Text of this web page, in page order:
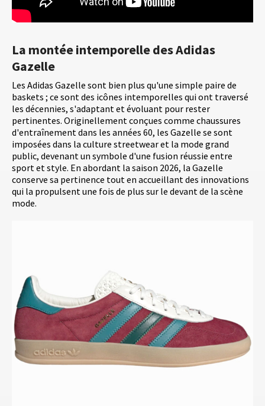
La montée intemporelle des Adidas
Gazelle
Les Adidas Gazelle sont bien plus qu'une simple paire de
baskets ; ce sont des icônes intemporelles qui ont traversé
les décennies, s'adaptant et évoluant pour rester
pertinentes. Originellement conçues comme chaussures
d'entraînement dans les années 60, les Gazelle se sont
imposées dans la culture streetwear et la mode grand
public, devenant un symbole d'une fusion réussie entre
sport et style. En abordant la saison 2026, la Gazelle
conserve sa pertinence tout en accueillant des innovations
qui la propulsent une fois de plus sur le devant de la scène
mode.